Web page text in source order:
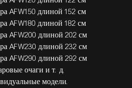
AFW150 длиной 152 см
AFW180 длиной 182 см
AFW200 длиной 202 см
AFW230 длиной 232 см
AFW290 длиной 292 см
очаги и т. д.
модели.